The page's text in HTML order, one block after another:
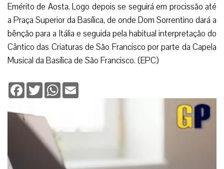
Emérito de Aosta. Logo depois se seguirá em procissão até
a Praça Superior da Basílica, de onde Dom Sorrentino dará a
bênção para a Itália e seguida pela habitual interpretação do
Cântico das Criaturas de São Francisco por parte da Capela
Musical da Basílica de São Francisco. (EPC)
Facebook
TwitterWhatsApp